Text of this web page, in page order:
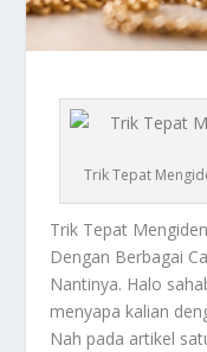
Trik Tepat
Trik Tepat
Dengan Berbagai
Nantinya. Halo
menyapa kalian
Nah pada artikel